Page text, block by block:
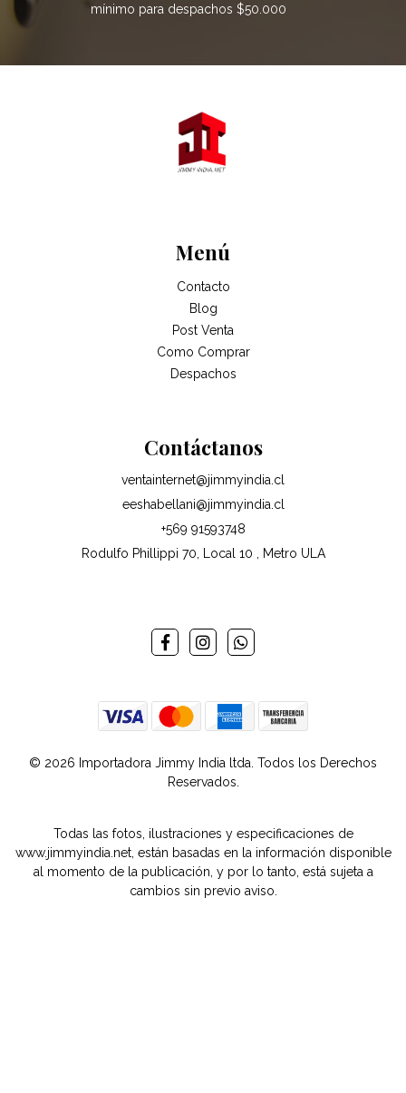
mínimo para despachos $50.000
Menú
Contacto
Blog
Post Venta
Como Comprar
Despachos
Contáctanos
ventainternet@jimmyindia.cl
eeshabellani@jimmyindia.cl
+569 91593748
Rodulfo Phillippi 70, Local 10 , Metro ULA
© 2026 Importadora Jimmy India ltda. Todos los Derechos
Reservados.
Todas las fotos, ilustraciones y especificaciones de
www.jimmyindia.net, están basadas en la información disponible
al momento de la publicación, y por lo tanto, está sujeta a
cambios sin previo aviso.